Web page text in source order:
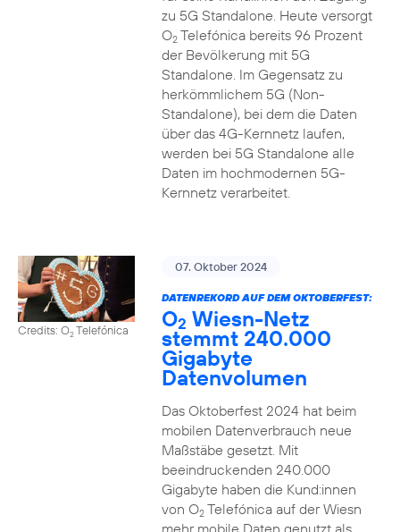
zu 5G Standalone. Heute versorgt
O2Telefónica bereits 96 Prozent
der Bevölkerung mit 5G
Standalone. Im Gegensatz zu
herkömmlichem 5G (Non-
Standalone), bei dem die Daten
über das 4G-Kernnetz laufen,
werden bei 5G Standalone alle
Daten im hochmodernen 5G-
Kernnetz verarbeitet.
Credits: O2Telefónica
07. Oktober 2024
DATENREKORD AUF DEM OKTOBERFEST:
O2 Wiesn-Netz
stemmt 240.000
Gigabyte
Datenvolumen
Das Oktoberfest 2024 hat beim
mobilen Datenverbrauch neue
Maßstäbe gesetzt. Mit
beeindruckenden 240.000
Gigabyte haben die Kund:innen
von O2Telefónica auf der Wiesn
mehr mobile Daten genutzt als